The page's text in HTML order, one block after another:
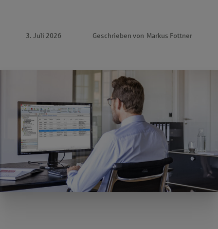
3. Juli 2026 Geschrieben von Markus Fottner